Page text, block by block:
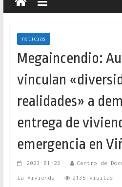
noticias
Megaincendio:
vinculan
realidades» a
entrega de
emergencia en
2023-01-23 Centro de
la Vivienda 2135 visitas